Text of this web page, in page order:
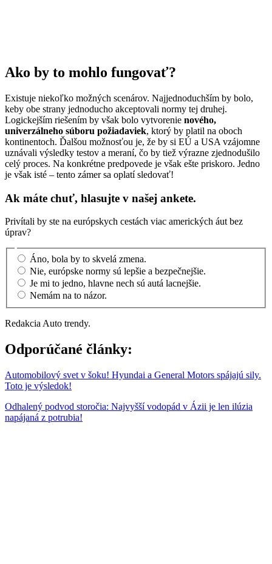
Ako by to mohlo fungovať?
Existuje niekoľko možných scenárov. Najjednoduchším by bolo,
keby obe strany jednoducho akceptovali normy tej druhej.
Logickejším riešením by však bolo vytvorenie nového,
univerzálneho súboru požiadaviek, ktorý by platil na oboch
kontinentoch. Ďalšou možnosťou je, že by si EÚ a USA vzájomne
uznávali výsledky testov a meraní, čo by tiež výrazne zjednodušilo
celý proces. Na konkrétne predpovede je však ešte priskoro. Jedno
je však isté – tento zámer sa oplatí sledovať!
Ak máte chuť, hlasujte v našej ankete.
Privítali by ste na európskych cestách viac amerických áut bez
úprav?
Áno, bola by to skvelá zmena.
Nie, európske normy sú lepšie a bezpečnejšie.
Je mi to jedno, hlavne nech sú autá lacnejšie.
Nemám na to názor.
Redakcia Auto trendy.
Odporúčané články:
Automobilový svet v šoku! Hyundai a General Motors spájajú sily.
Toto je výsledok!
Odhalený podvod storočia: Najvyšší vodopád v Ázii je len ilúzia
napájaná z potrubia!